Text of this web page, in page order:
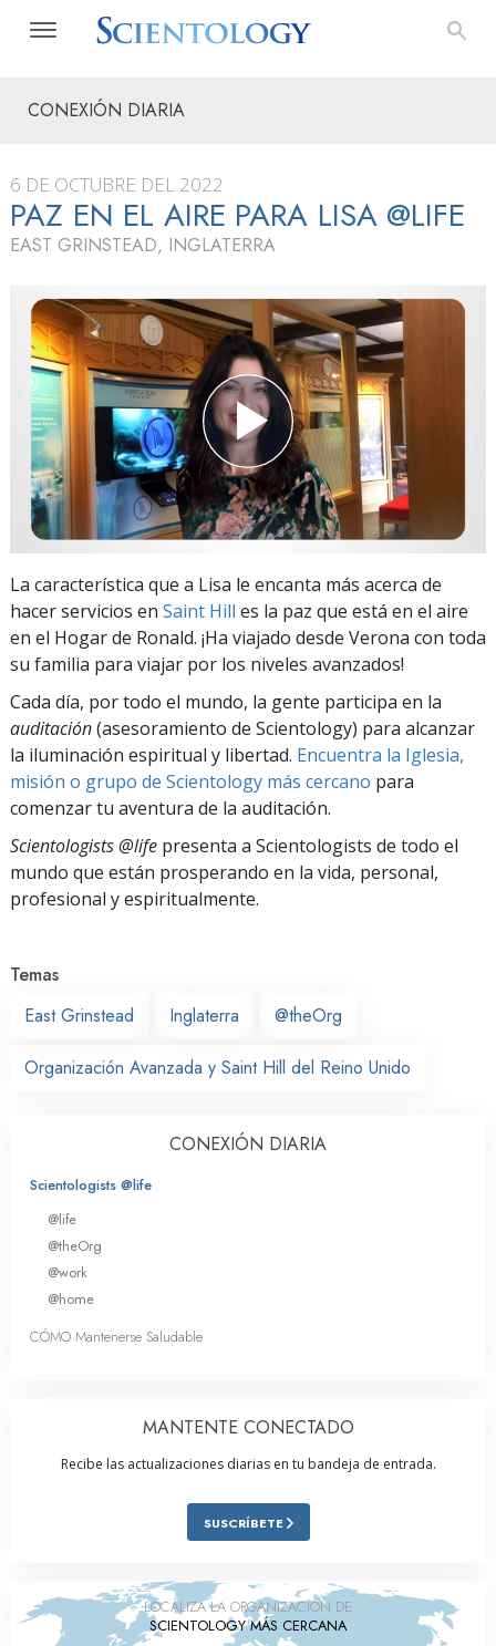
CONEXIÓN DIARIA
6 DE OCTUBRE DEL 2022
PAZ EN EL AIRE PARA LISA @LIFE
EAST GRINSTEAD, INGLATERRA
La característica que a Lisa le encanta más acerca de
hacer servicios en Saint Hill es la paz que está en el aire
en el Hogar de Ronald. ¡Ha viajado desde Verona con toda
su familia para viajar por los niveles avanzados!
Cada día, por todo el mundo, la gente participa en la
auditación(asesoramiento de Scientology) para alcanzar
la iluminación espiritual y libertad. Encuentra la Iglesia,
misión o grupo de Scientology más cercano para
comenzar tu aventura de la auditación.
Scientologists @life presenta a Scientologists de todo el
mundo que están prosperando en la vida, personal,
profesional y espiritualmente.
Temas
East Grinstead
Inglaterra @theOrg
Organización Avanzada y Saint Hill del Reino Unido
CONEXIÓN DIARIA
Scientologists @life
@life
@theOrg
@work
@home
CÓMO Mantenerse Saludable
MANTENTE CONECTADO
Recibe las actualizaciones diarias en tu bandeja de entrada.
SUSCRÍBETE
LOCALIZA LA ORGANIZACIÓN DE
SCIENTOLOGY MÁS CERCANA